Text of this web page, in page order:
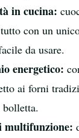
in cucina:
con un
da usare.
energetico:
ai forni
bolletta.
multifunzione: